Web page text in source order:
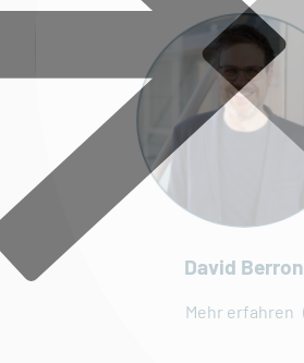
David Berron
Mehr erfahren